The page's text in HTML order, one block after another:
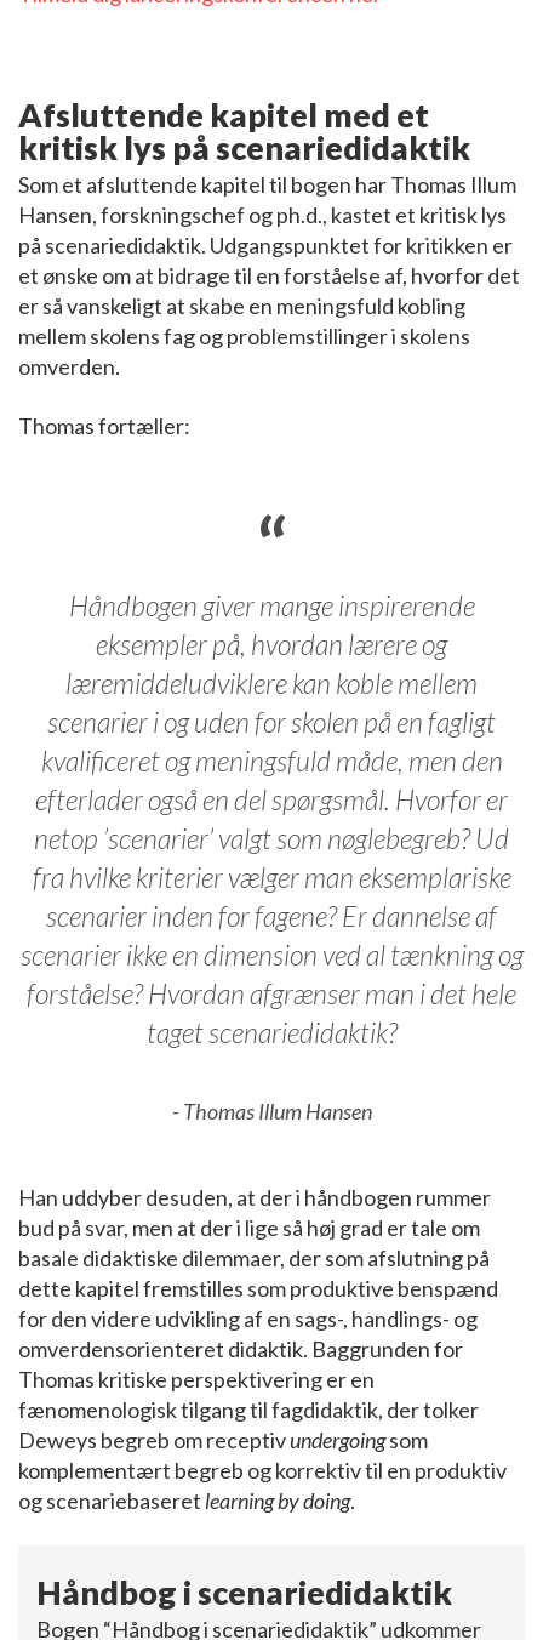
Afsluttende kapitel med et
kritisk lys på scenariedidaktik
Som et afsluttende kapitel til bogen har Thomas Illum
Hansen, forskningschef og ph.d., kastet et kritisk lys
på scenariedidaktik. Udgangspunktet for kritikken er
et ønske om at bidrage til en forståelse af, hvorfor det
er så vanskeligt at skabe en meningsfuld kobling
mellem skolens fag og problemstillinger i skolens
omverden.
Thomas fortæller:
Håndbogen giver mange inspirerende
eksempler på, hvordan lærere og
læremiddeludviklere kan koble mellem
scenarier i og uden for skolen på en fagligt
kvalificeret og meningsfuld måde, men den
efterlader også en del spørgsmål. Hvorfor er
netop ’scenarier’ valgt som nøglebegreb? Ud
fra hvilke kriterier vælger man eksemplariske
scenarier inden for fagene? Er dannelse af
scenarier ikke en dimension ved al tænkning og
forståelse? Hvordan afgrænser man i det hele
taget scenariedidaktik?
- Thomas Illum Hansen
Han uddyber desuden, at der i håndbogen rummer
bud på svar, men at der i lige så høj grad er tale om
basale didaktiske dilemmaer, der som afslutning på
dette kapitel fremstilles som produktive benspænd
for den videre udvikling af en sags-, handlings- og
omverdensorienteret didaktik. Baggrunden for
Thomas kritiske perspektivering er en
fænomenologisk tilgang til fagdidaktik, der tolker
Deweys begreb om receptivundergoingsom
komplementært begreb og korrektiv til en produktiv
og scenariebaseret learning by doing.
Håndbog i scenariedidaktik
Bogen “Håndbog i scenariedidaktik” udkommer